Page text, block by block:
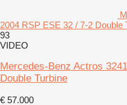
2004 RSP ESE 32 / 7-2 Double
93
VIDEO
Mercedes-Benz Actros
Double Turbine
€ 57.000